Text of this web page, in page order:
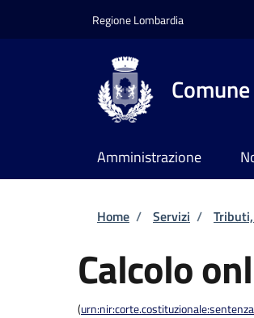
Regione Lombardia
Amministrazione
Briciole di
Home / Servizi /
Calcolo
(